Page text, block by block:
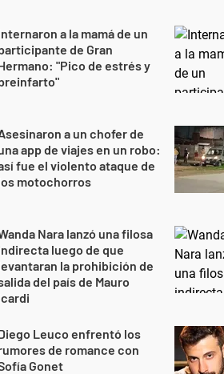
a la mamá de un
de Gran
"Pico de estrés y
a un chofer de
app de viajes en un robo:
fue el violento ataque de
motochorros
Nara lanzó una filosa
luego de que
la prohibición de
del país de Mauro
Leuco enfrentó los
de romance con
Gonet